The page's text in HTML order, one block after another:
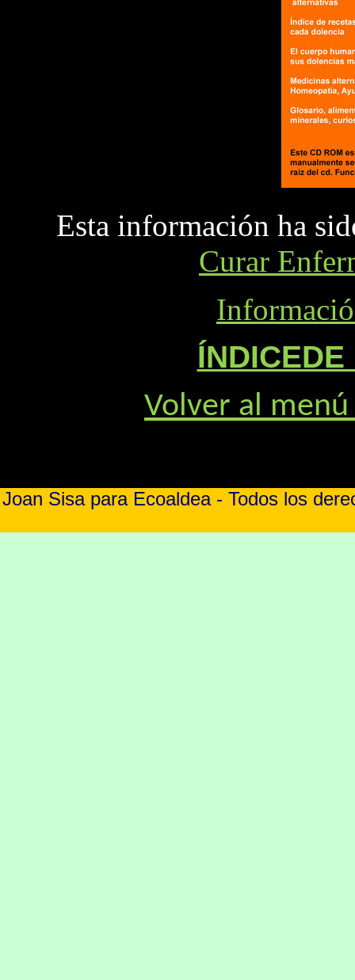
Esta información ha
Curar
Volver al
Joan Sisa para Ecoaldea - Todos los